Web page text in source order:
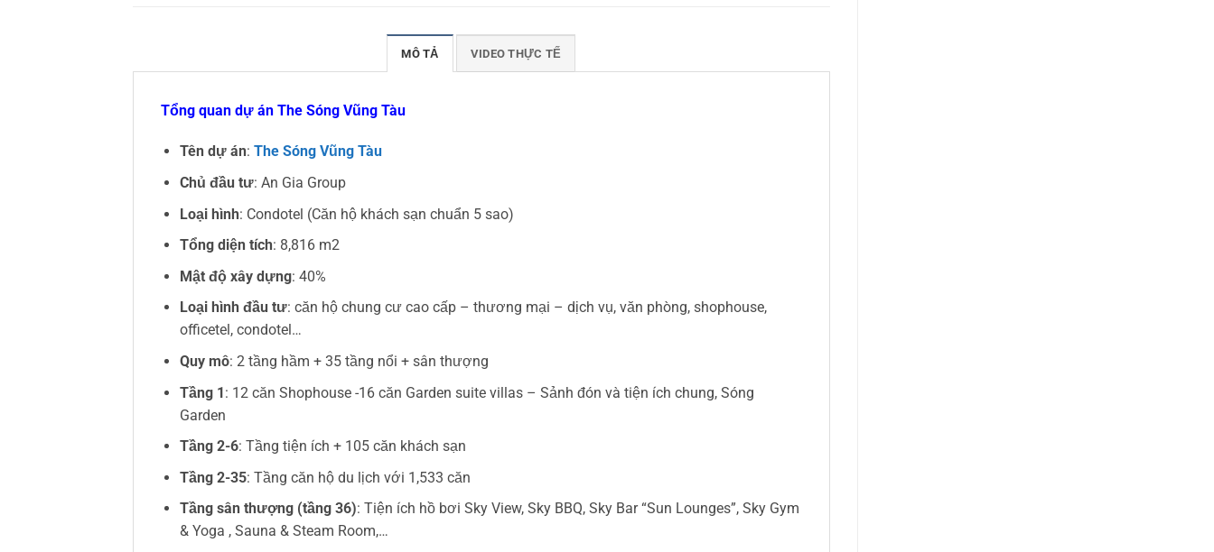
MÔ TẢ VIDEO THỰC TẾ
Tổng quan dự án The Sóng Vũng Tàu
Tên dự án: The Sóng Vũng Tàu
Chủ đầu tư: An Gia Group
Loại hình: Condotel (Căn hộ khách sạn chuẩn 5 sao)
Tổng diện tích: 8,816 m2
Mật độ xây dựng: 40%
Loại hình đầu tư: căn hộ chung cư cao cấp – thương mại – dịch vụ, văn phòng, shophouse,
officetel, condotel…
Quy mô: 2 tầng hầm + 35 tầng nổi + sân thượng
Tầng 1: 12 căn Shophouse -16 căn Garden suite villas – Sảnh đón và tiện ích chung, Sóng
Garden
Tầng 2-6: Tầng tiện ích + 105 căn khách sạn
Tầng 2-35: Tầng căn hộ du lịch với 1,533 căn
Tầng sân thượng (tầng 36): Tiện ích hồ bơi Sky View, Sky BBQ, Sky Bar “Sun Lounges”, Sky Gym
& Yoga , Sauna & Steam Room,…